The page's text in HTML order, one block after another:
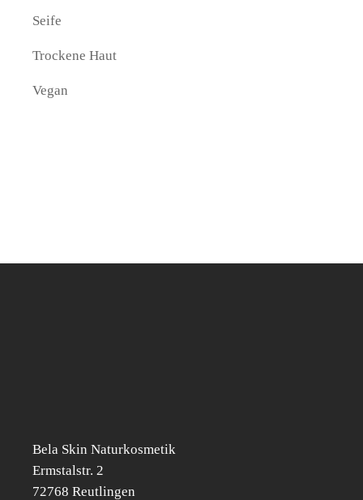
Seife
Trockene Haut
Vegan
Bela Skin Naturkosmetik
Erm­s­tal­str. 2
72768 Reut­lin­gen